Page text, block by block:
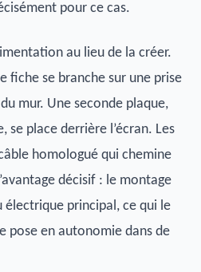
pour ce cas.
au lieu de la créer.
fiche se branche sur une prise
mur. Une seconde plaque,
se place derrière l’écran. Les
homologué qui chemine
décisif : le montage
électrique principal, ce qui le
pose en autonomie dans de